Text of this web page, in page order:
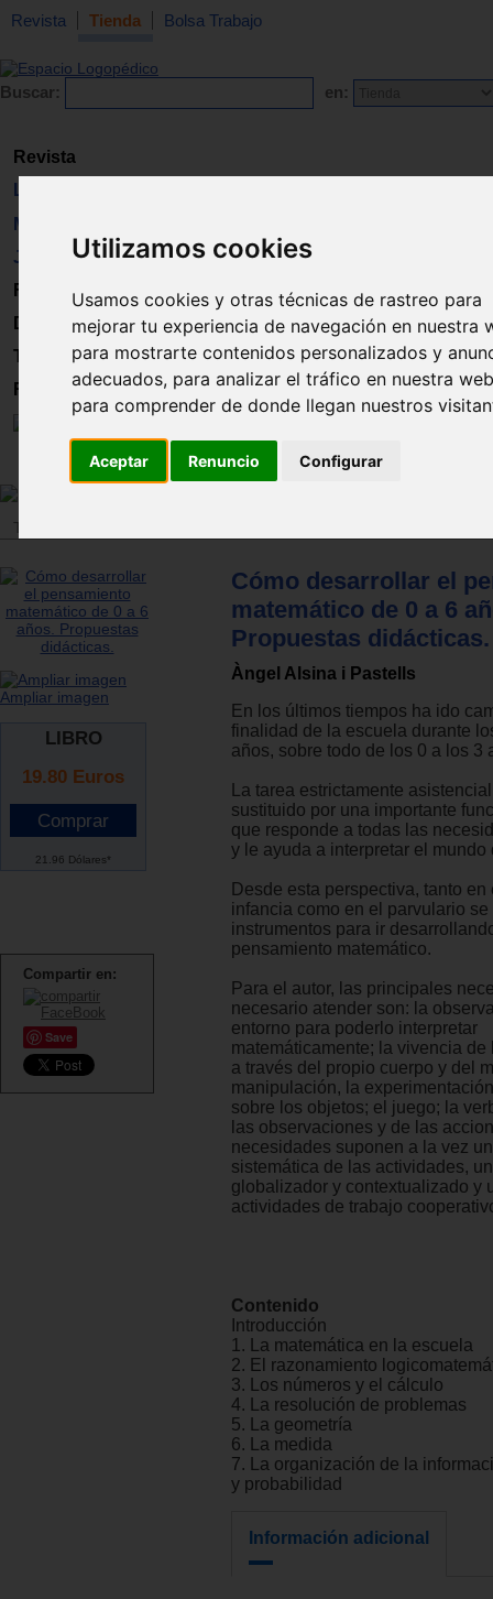
Utilizamos cookies
Usamos cookies y otras técnicas de rastreo para
mejorar tu experiencia de navegación en nuestra
para mostrarte contenidos personalizados y
adecuados, para analizar el tráfico en nuestra
para comprender de donde llegan nuestros
Aceptar Renuncio Configurar
Revista Tienda Bolsa Trabajo
Buscar: en:
Revista
Libros
Material
Juguetes
Formación
Directorio
Trabajo
Registro
Tienda
Ampliar imagen
LIBRO
19.80 Euros
21.96 Dólares*
Compartir en:
Save
Cómo desarrollar el
matemático de 0 a 6
Propuestas didácticas.
Àngel Alsina i Pastells
En los últimos tiempos ha ido
finalidad de la escuela durante
años, sobre todo de los 0 a los 3
La tarea estrictamente
sustituido por una importante
que responde a todas las
y le ayuda a interpretar el mundo
Desde esta perspectiva, tanto en
infancia como en el parvulario se
instrumentos para ir
pensamiento matemático.
Para el autor, las principales
necesario atender son: la
entorno para poderlo interpretar
matemáticamente; la vivencia
a través del propio cuerpo y del
manipulación, la
sobre los objetos; el juego; la
las observaciones y de las
necesidades suponen a la vez
sistemática de las actividades,
globalizador y contextualizado y
actividades de trabajo
Contenido
Introducción
1. La matemática en la escuela
2. El razonamiento
3. Los números y el cálculo
4. La resolución de problemas
5. La geometría
6. La medida
7. La organización de la
y probabilidad
Información adicional